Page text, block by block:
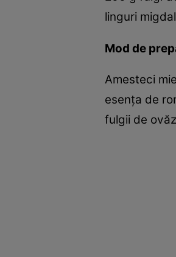
linguri
Mod de
Amesteci
esenţa de
fulgii de